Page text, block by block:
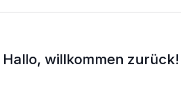
Hallo, willkommen zurück!